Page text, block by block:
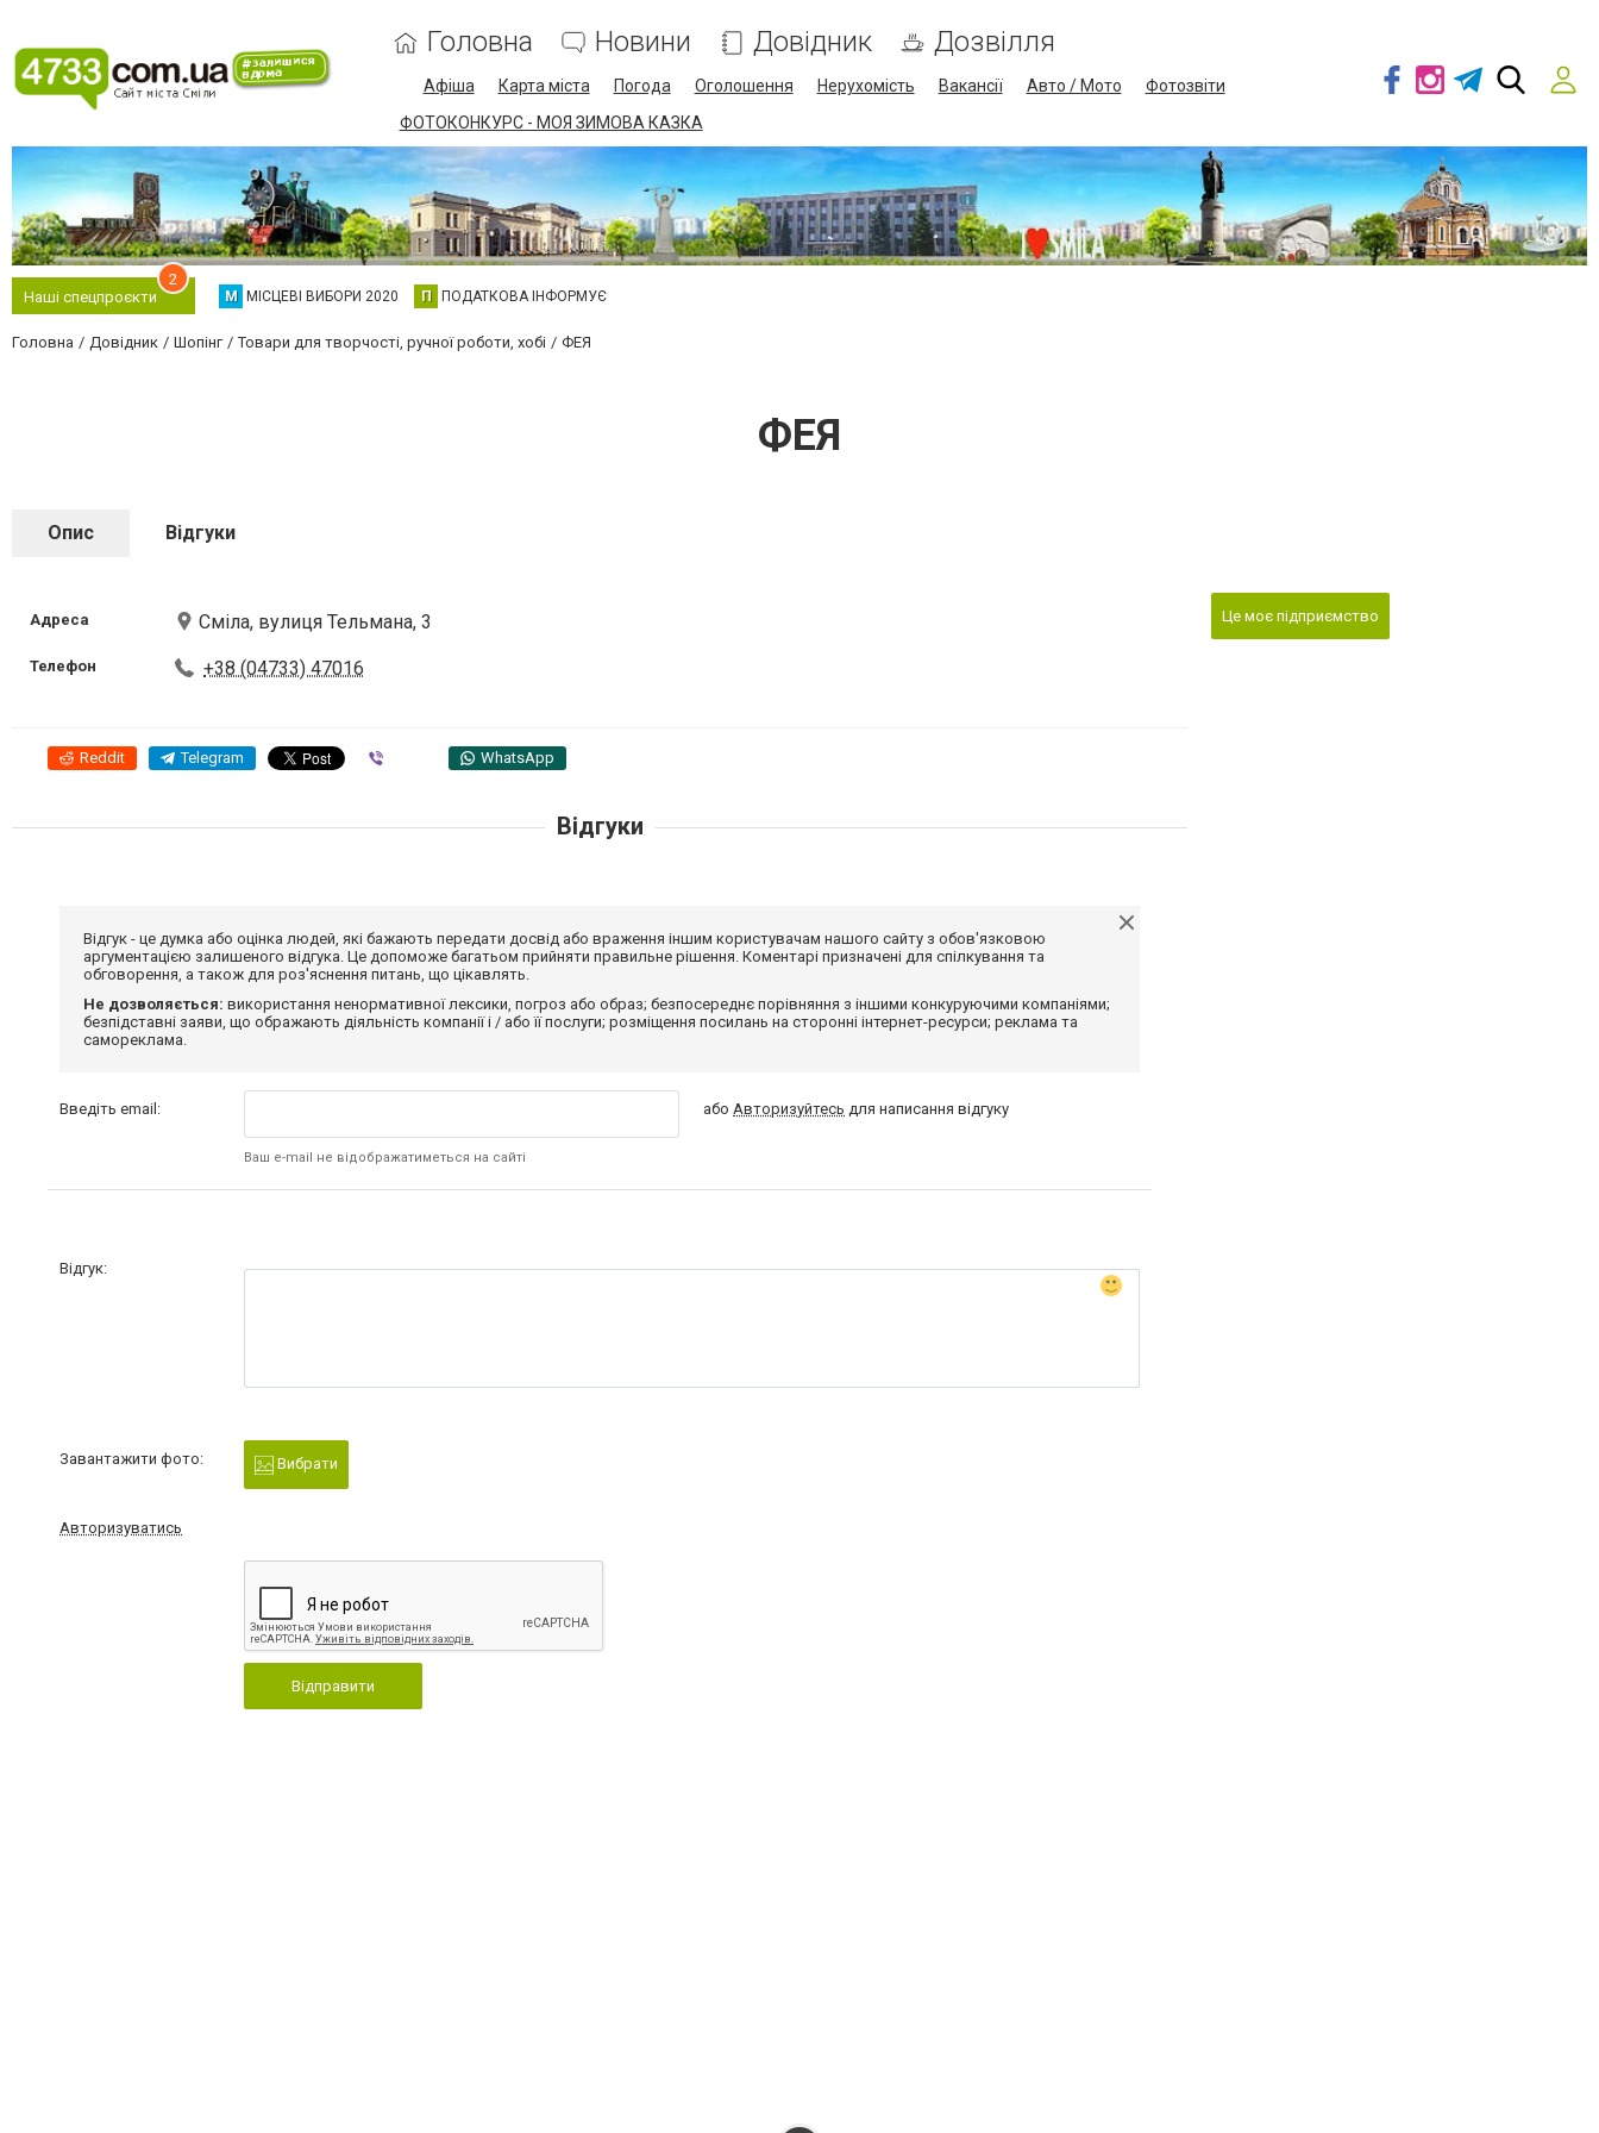
Головна Новини Довідник Дозвілля
Афіша Карта міста Погода Оголошення Нерухомість Вакансії Авто / Мото
Фотозвіти
ФОТОКОНКУРС - МОЯ ЗИМОВА КАЗКА
Наші спецпроєкти
2
М МІСЦЕВІ ВИБОРИ 2020 П ПОДАТКОВА ІНФОРМУЄ
Головна Довідник Шопінг Товари для творчості, ручної роботи, хобі ФЕЯ
ФЕЯ
Опис Відгуки
Адреса Сміла, вулиця Тельмана, 3
Телефон +38 (04733) 47016
Reddit Telegram WhatsApp
Це моє підприємство
Відгуки
Відгук - це думка або оцінка людей, які бажають передати досвід або враження іншим користувачам нашого сайту з обов'язковою
аргументацією залишеного відгука. Це допоможе багатьом прийняти правильне рішення. Коментарі призначені для спілкування та
обговорення, а також для роз'яснення питань, що цікавлять.
Не дозволяється: використання ненормативної лексики, погроз або образ; безпосереднє порівняння з іншими конкуруючими компаніями;
безпідставні заяви, що ображають діяльність компанії і / або її послуги; розміщення посилань на сторонні інтернет-ресурси; реклама та
самореклама.
Введіть email:
Ваш e-mail не відображатиметься на сайті
абоАвторизуйтесь для написання відгуку
Відгук:
Завантажити фото: Вибрати
Авторизуватись
Відправити